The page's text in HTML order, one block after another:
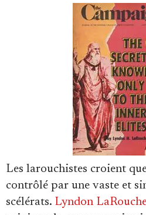
Les larouchistes croient
contrôlé par une vaste et
scélérats. Lyndon